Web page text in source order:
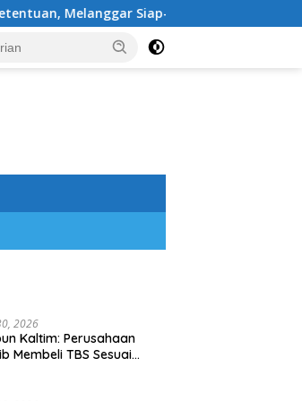
Melanggar Siap-siap Dikenai Sanksi
2026
Kaltim: Perusahaan
Membeli TBS Sesuai